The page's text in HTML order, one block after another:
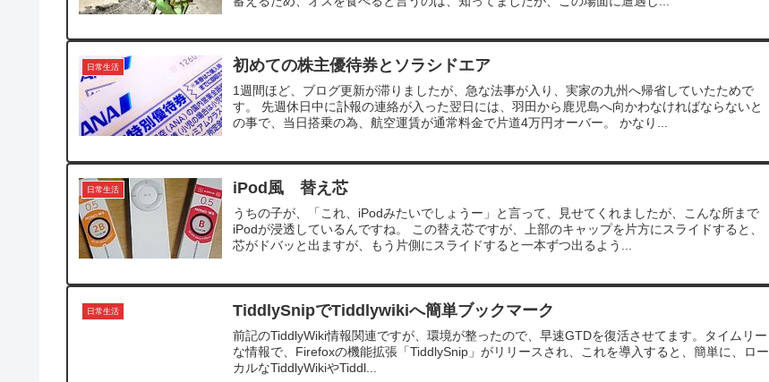
日常生活 初めての株主優待券とソラシドエア
1週間ほど、ブログ更新が滞りましたが、急な法事が入り、実家の九州へ帰省していたためで
す。 先週休日中に訃報の連絡が入った翌日には、羽田から鹿児島へ向かわなければならないと
の事で、当日搭乗の為、航空運賃が通常料金で片道4万円オーバー。 かなり...
日常生活 iPod風 替え芯
うちの子が、「これ、iPodみたいでしょうー」と言って、見せてくれましたが、こんな所まで
iPodが浸透しているんですね。 この替え芯ですが、上部のキャップを片方にスライドすると、
芯がドバッと出ますが、もう片側にスライドすると一本ずつ出るよう...
日常生活 TiddlySnipでTiddlywikiへ簡単ブックマーク
前記のTiddlyWiki情報関連ですが、環境が整ったので、早速GTDを復活させてます。タイムリー
な情報で、Firefoxの機能拡張「TiddlySnip」がリリースされ、これを導入すると、簡単に、ロー
カルなTiddlyWikiやTiddl...